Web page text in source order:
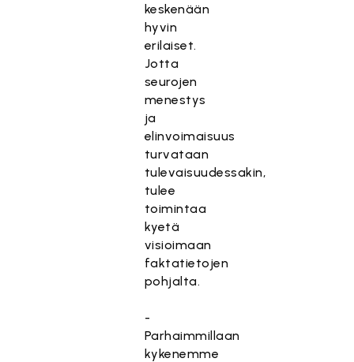
keskenään
hyvin
erilaiset.
Jotta
seurojen
menestys
ja
elinvoimaisuus
turvataan
tulevaisuudessakin,
tulee
toimintaa
kyetä
visioimaan
faktatietojen
pohjalta.
-
Parhaimmillaan
kykenemme